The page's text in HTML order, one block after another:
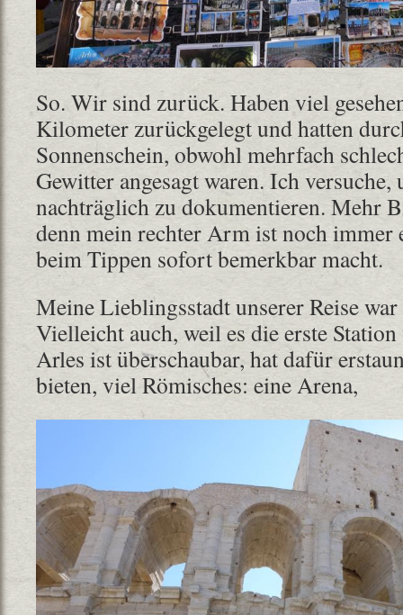
So. Wir sind zurück. Haben viel
Kilometer zurückgelegt und hatten
Sonnenschein, obwohl mehrfach
Gewitter angesagt waren. Ich versuche,
nachträglich zu dokumentieren. Mehr
denn mein rechter Arm ist noch immer
beim Tippen sofort bemerkbar macht.
Meine Lieblingsstadt unserer Reise
Vielleicht auch, weil es die erste
Arles ist überschaubar, hat dafür
bieten, viel Römisches: eine Arena,